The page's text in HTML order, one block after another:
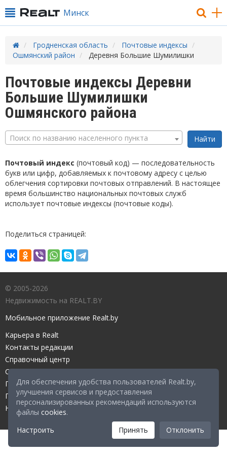
Для обеспечения удобства пользователей Realt.by,
улучшения сервисов и предоставления
персонализированных рекомендаций используются
файлы cookies.
Настроить
Принять Отклонить
Минск
Гродненская область
Почтовые индексы
Ошмянский район
Деревня Большие Шумилишки
Почтовые индексы Деревни
Большие Шумилишки
Ошмянского района
Поиск по названию населенного пункта
Почтовый индекс (почтовый код) — последовательность
букв или цифр, добавляемых к почтовому адресу с целью
облегчения сортировки почтовых отправлений. В настоящее
время большинство национальных почтовых служб
использует почтовые индексы (почтовые коды).
Поделиться страницей:
© 2005-2026
Недвижимость на REALT.BY
Мобильное приложение Realt.by
Карьера в Realt
Контакты редакции
Справочный центр
Служба поддержки
Прейскурант
Правовые документы
Настройка файлов cookies